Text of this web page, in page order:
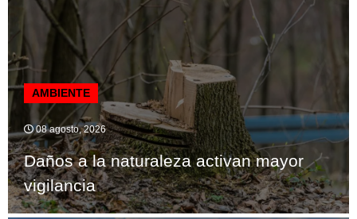
AMBIENTE
08 agosto, 2026
Daños a la naturaleza activan mayor
vigilancia